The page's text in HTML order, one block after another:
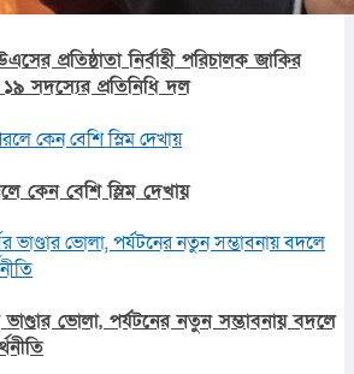
প্রতিষ্ঠাতা নির্বাহী পরিচালক জাকির
সদস্যের প্রতিনিধি দল
কেন বেশি স্লিম দেখায়
ভোলা, পর্যটনের নতুন সম্ভাবনায় বদলে